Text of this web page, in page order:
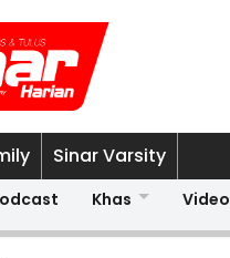
Sinar Varsity
Khas Video